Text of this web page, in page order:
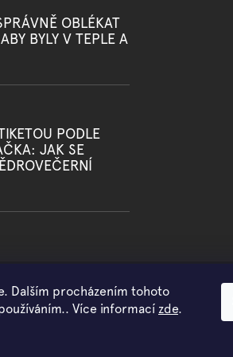
Dalším procházením tohoto
Více informací zde.
OBLÉKAT
BYLY V TEPLE A
PODLE
JAK SE
WOWMINI. Všechna práva vyhrazena.